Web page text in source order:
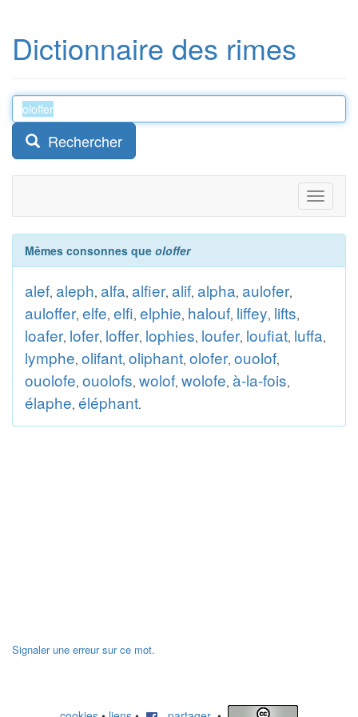
Dictionnaire des rimes
Rechercher
Toggle
Mêmes consonnes que oloffer
alef, aleph, alfa, alfier, alif, alpha, aulofer,
auloffer, elfe, elfi, elphie, halouf, liffey, lifts,
loafer, lofer, loffer, lophies, loufer, loufiat, luffa,
lymphe, olifant, oliphant, olofer, ouolof,
ouolofe, ouolofs, wolof, wolofe, à-la-fois,
élaphe, éléphant.
Signaler une erreur sur ce mot.